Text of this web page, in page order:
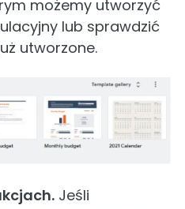
możemy utworzyć
lub sprawdzić
utworzone.
Jeśli